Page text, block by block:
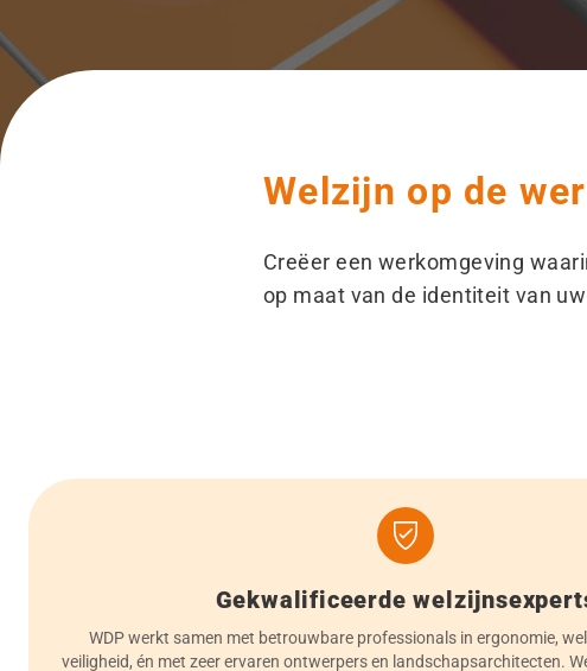
Welzijn op de
Creëer een werkomgeving
op maat van de identiteit van
Gekwalificeerde
WDP werkt samen met betrouwbare professionals in ergonomie,
veiligheid, én met zeer ervaren ontwerpers en landschapsarchitecten.